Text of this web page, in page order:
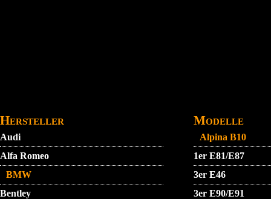
Hersteller
Audi
Alfa Romeo
BMW
Bentley
Modelle
Alpina B10
1er E81/E87
3er E46
3er E90/E91